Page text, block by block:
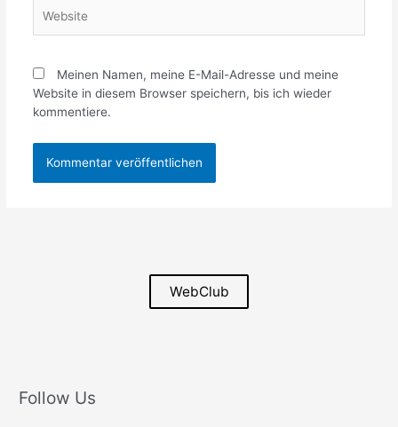
Meinen Namen, meine E-Mail-Adresse und meine
Website in diesem Browser speichern, bis ich wieder
kommentiere.
WebClub
Follow Us